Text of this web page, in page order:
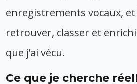
enregistrements vocaux,
retrouver, classer et
que j’ai vécu.
Ce que je cherche